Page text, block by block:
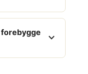
expand_more